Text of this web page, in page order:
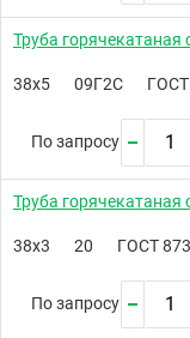
Труба горячекатаная
38х5 09Г2С ГОСТ
По запросу
Труба горячекатаная
38х3 20 ГОСТ
По запросу